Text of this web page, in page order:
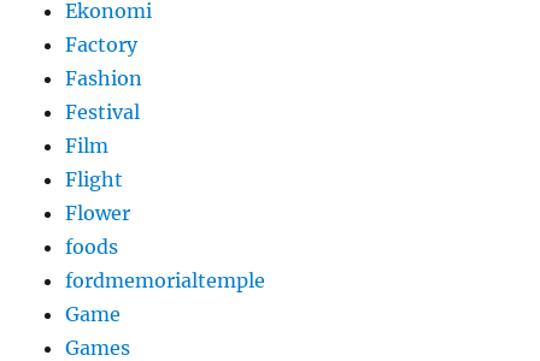
Ekonomi
Factory
Fashion
Festival
Film
Flight
Flower
foods
fordmemorialtemple
Game
Games